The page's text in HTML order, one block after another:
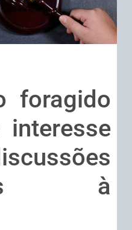
foragido
à